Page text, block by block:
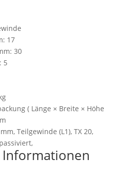
17
30
5
( Länge × Breite × Höhe
Teilgewinde (L1), TX 20,
Informationen